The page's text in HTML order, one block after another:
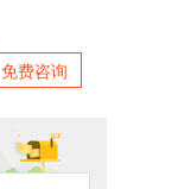
免费咨询